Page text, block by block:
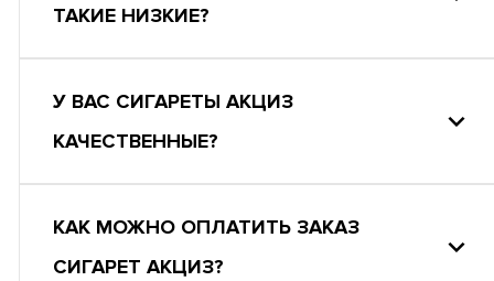
ТАКИЕ НИЗКИЕ?
У ВАС СИГАРЕТЫ АКЦИЗ
КАЧЕСТВЕННЫЕ?
КАК МОЖНО ОПЛАТИТЬ ЗАКАЗ
СИГАРЕТ АКЦИЗ?